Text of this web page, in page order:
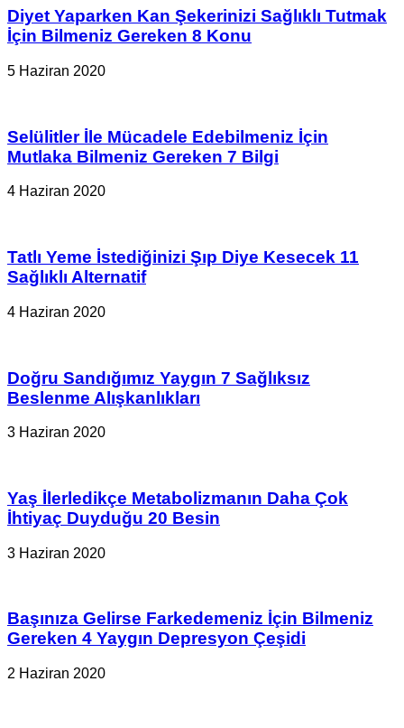
Diyet Yaparken Kan Şekerinizi Sağlıklı Tutmak
İçin Bilmeniz Gereken 8 Konu
5 Haziran 2020
Selülitler İle Mücadele Edebilmeniz İçin
Mutlaka Bilmeniz Gereken 7 Bilgi
4 Haziran 2020
Tatlı Yeme İstediğinizi Şıp Diye Kesecek 11
Sağlıklı Alternatif
4 Haziran 2020
Doğru Sandığımız Yaygın 7 Sağlıksız
Beslenme Alışkanlıkları
3 Haziran 2020
Yaş İlerledikçe Metabolizmanın Daha Çok
İhtiyaç Duyduğu 20 Besin
3 Haziran 2020
Başınıza Gelirse Farkedemeniz İçin Bilmeniz
Gereken 4 Yaygın Depresyon Çeşidi
2 Haziran 2020